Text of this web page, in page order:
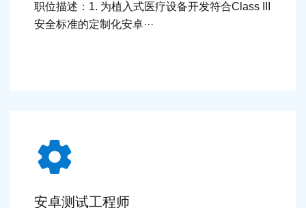
职位描述：1. 为植入式医疗设备开发符合Class III
安全标准的定制化安卓···
安卓测试工程师